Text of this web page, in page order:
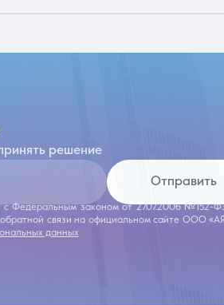
решение
Отправить
с Федеральным законом от 27.07.2006 №152-
обратной связи на официальном сайте ООО
данных